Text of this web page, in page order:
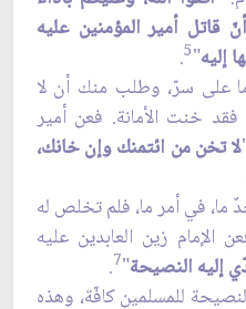
قاتل أمير المؤمنين عليه
إليه"
5
.
على سرّ، وطلب منك أن لا
خنت الأمانة. فعن أمير
لا تخن من ائتمنك وإن خانك،
ما، في أمر ما، فلم تخلص له
الإمام زين العابدين عليه
إليه النصيحة"
7
.
للمسلمين كافّة، وهذه